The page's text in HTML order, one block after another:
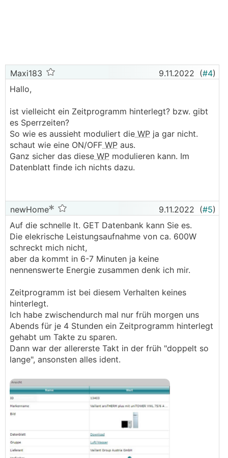
Maxi183 9.11.2022 (#4)
Hallo,
ist vielleicht ein Zeitprogramm hinterlegt? bzw. gibt
es Sperrzeiten?
So wie es aussieht moduliert die WP ja gar nicht.
schaut wie eine ON/OFF WP aus.
Ganz sicher das diese WP modulieren kann. Im
Datenblatt finde ich nichts dazu.
newHome 9.11.2022 (#5)
Auf die schnelle lt. GET Datenbank kann Sie es.
Die elekrische Leistungsaufnahme von ca. 600W
schreckt mich nicht,
aber da kommt in 6-7 Minuten ja keine
nennenswerte Energie zusammen denk ich mir.
Zeitprogramm ist bei diesem Verhalten keines
hinterlegt.
Ich habe zwischendurch mal nur früh morgen uns
Abends für je 4 Stunden ein Zeitprogramm hinterlegt
gehabt um Takte zu sparen.
Dann war der allererste Takt in der früh "doppelt so
lange", ansonsten alles ident.